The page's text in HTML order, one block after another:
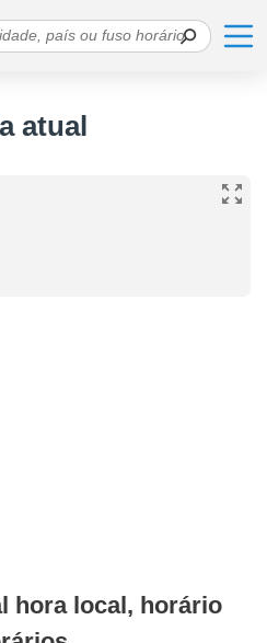
atual
hora local, horário